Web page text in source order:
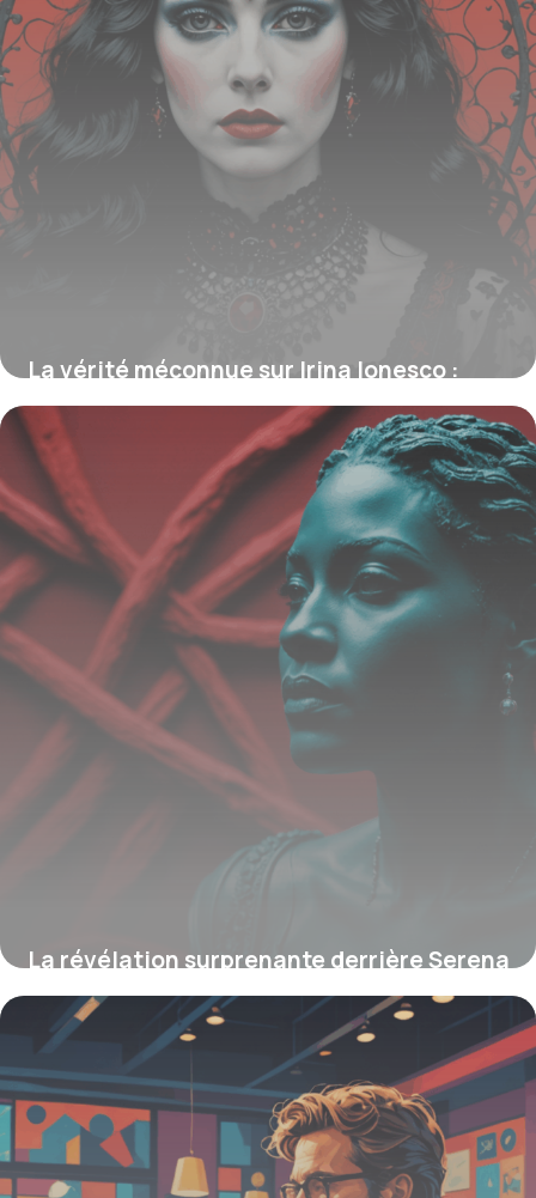
La vérité méconnue sur Irina Ionesco :
l’histoire fascinante et controversée de
ses photographies inédites
21 août 2025
La révélation surprenante derrière Serena
Carone, la sculptrice des mythes
contemporains, et son univers mystérieux
14 août 2025